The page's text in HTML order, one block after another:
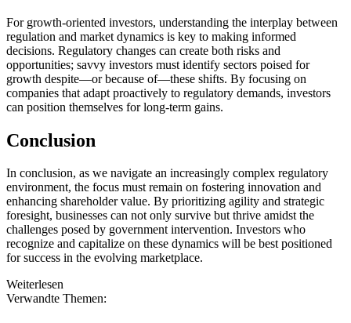
For growth-oriented investors, understanding the interplay between
regulation and market dynamics is key to making informed
decisions. Regulatory changes can create both risks and
opportunities; savvy investors must identify sectors poised for
growth despite—or because of—these shifts. By focusing on
companies that adapt proactively to regulatory demands, investors
can position themselves for long-term gains.
Conclusion
In conclusion, as we navigate an increasingly complex regulatory
environment, the focus must remain on fostering innovation and
enhancing shareholder value. By prioritizing agility and strategic
foresight, businesses can not only survive but thrive amidst the
challenges posed by government intervention. Investors who
recognize and capitalize on these dynamics will be best positioned
for success in the evolving marketplace.
Weiterlesen
Verwandte Themen: